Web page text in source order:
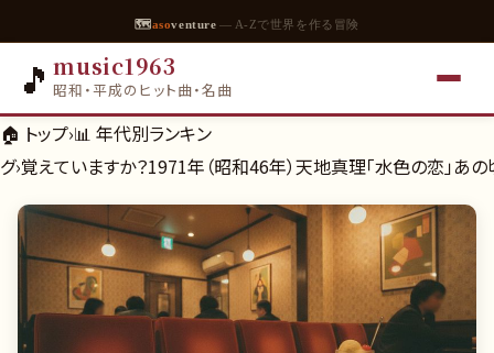
🗺asoventure — A-Zで世界を作る冒険
🎵 music1963
昭和・平成のヒット曲・名曲
🏠 トップ›📊 年代別ランキン
グ›覚えていますか？1971年（昭和46年）天地真理「水色の恋」あ